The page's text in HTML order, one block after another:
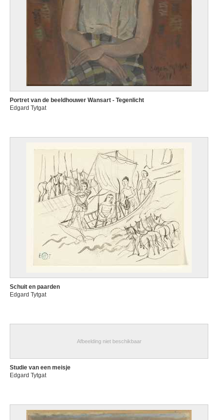
Portret van de beeldhouwer Wansart - Tegenlicht
Edgard Tytgat
Schuit en paarden
Edgard Tytgat
Afbeelding niet beschikbaar
Studie van een meisje
Edgard Tytgat